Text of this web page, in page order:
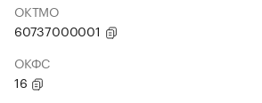
ОКТМО
60737000001
ОКФС
16